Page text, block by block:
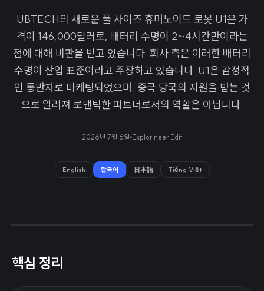
UBTECH의 새로운 풀 사이즈 휴머노이드 로봇 U1은 가
격이 146,000달러로, 배터리 수명이 2~4시간만이라는
점에 대해 비판을 받고 있습니다. 회사 측은 이러한 배터리
수명이 산업 표준이라고 주장하고 있습니다. U1은 감정적
인 동반자로 마케팅되었으며, 중국 당국의 지원을 받는 것
으로 알려져 로맨틱한 파트너로서의 역할은 아닙니다.
2026년 7월 6일 Explorineer Edit
English 한국어 日本語 Tiếng Việt
핵심 정리